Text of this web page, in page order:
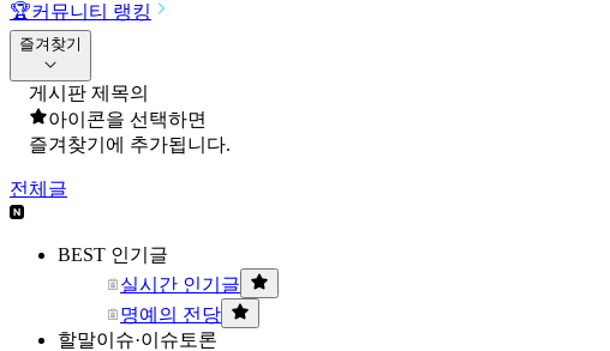
🏆커뮤니티 랭킹
즐겨찾기
게시판 제목의
아이콘을 선택하면
즐겨찾기에 추가됩니다.
전체글
BEST 인기글
실시간 인기글
명예의 전당
할말이슈·이슈토론